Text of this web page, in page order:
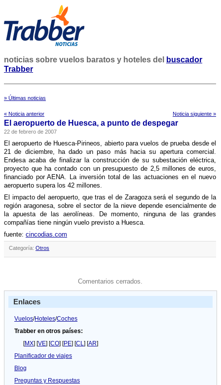
noticias sobre vuelos baratos y hoteles del
buscador
Trabber
» Últimas noticias
« Noticia anterior Noticia siguiente »
El aeropuerto de Huesca, a punto de despegar
22 de febrero de 2007
El aeropuerto de Huesca-Pirineos, abierto para vuelos de prueba desde el
21 de diciembre, ha dado un paso más hacia su apertura comercial.
Endesa acaba de finalizar la construcción de su subestación eléctrica,
proyecto que ha contado con un presupuesto de 2,5 millones de euros,
financiado por AENA. La inversión total de las actuaciones en el nuevo
aeropuerto supera los 42 millones.
El impacto del aeropuerto, que tras el de Zaragoza será el segundo de la
región aragonesa, sobre el sector de la nieve depende esencialmente de
la apuesta de las aerolí­neas. De momento, ninguna de las grandes
compañí­as tiene ningún vuelo previsto a Huesca.
fuente: cincodias.com
Categoría: Otros
Comentarios cerrados.
Enlaces
Vuelos/Hoteles/Coches
Trabber en otros países:
[MX] [VE] [CO] [PE] [CL] [AR]
Planificador de viajes
Blog
Preguntas y Respuestas